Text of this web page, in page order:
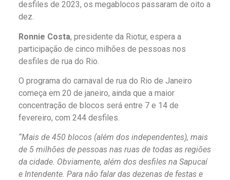
desfiles de 2023, os megablocos passaram de oito a
dez.
Ronnie Costa, presidente da Riotur, espera a
participação de cinco milhões de pessoas nos
desfiles de rua do Rio.
O programa do carnaval de rua do Rio de Janeiro
começa em 20 de janeiro, ainda que a maior
concentração de blocos será entre 7 e 14 de
fevereiro, com 244 desfiles.
“Mais de 450 blocos (além dos independentes), mais
de 5 milhões de pessoas nas ruas de todas as regiões
da cidade. Obviamente, além dos desfiles na Sapucaí
e Intendente. Para não falar das dezenas de festas e